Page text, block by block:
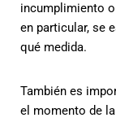
incumplimiento
en particular, se
qué medida.
También es
el momento de